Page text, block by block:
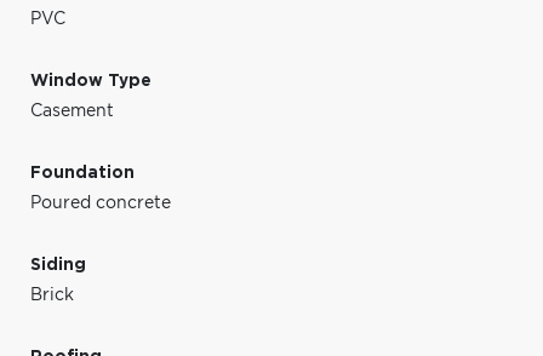
PVC
Window Type
Casement
Foundation
Poured concrete
Siding
Brick